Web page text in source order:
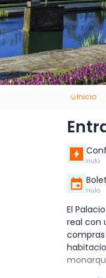
Inicio
nulo
nulo
El
real con